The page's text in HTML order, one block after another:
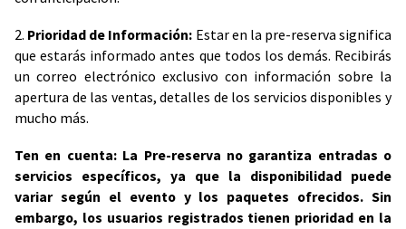
2. Prioridad de Información: Estar en la pre-reserva significa
que estarás informado antes que todos los demás. Recibirás
un correo electrónico exclusivo con información sobre la
apertura de las ventas, detalles de los servicios disponibles y
mucho más.
Ten en cuenta: La Pre-reserva no garantiza entradas o
servicios específicos, ya que la disponibilidad puede
variar según el evento y los paquetes ofrecidos. Sin
embargo, los usuarios registrados tienen prioridad en la